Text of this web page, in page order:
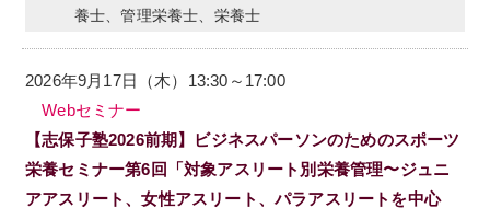
養士、管理栄養士、栄養士
2026年9月17日（木）13:30～17:00
Webセミナー
【志保子塾2026前期】ビジネスパーソンのためのスポーツ
栄養セミナー第6回「対象アスリート別栄養管理〜ジュニ
アアスリート、女性アスリート、パラアスリートを中心